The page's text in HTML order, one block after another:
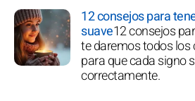
12 consejos para
suave12 consejos
te daremos todos los
para que cada signo
correctamente.